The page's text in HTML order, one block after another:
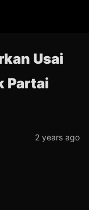
Usai
Partai
2 years ago